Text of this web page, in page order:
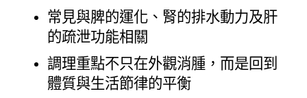
常見與脾的運化、腎的排水動力及肝
的疏泄功能相關
調理重點不只在外觀消腫，而是回到
體質與生活節律的平衡